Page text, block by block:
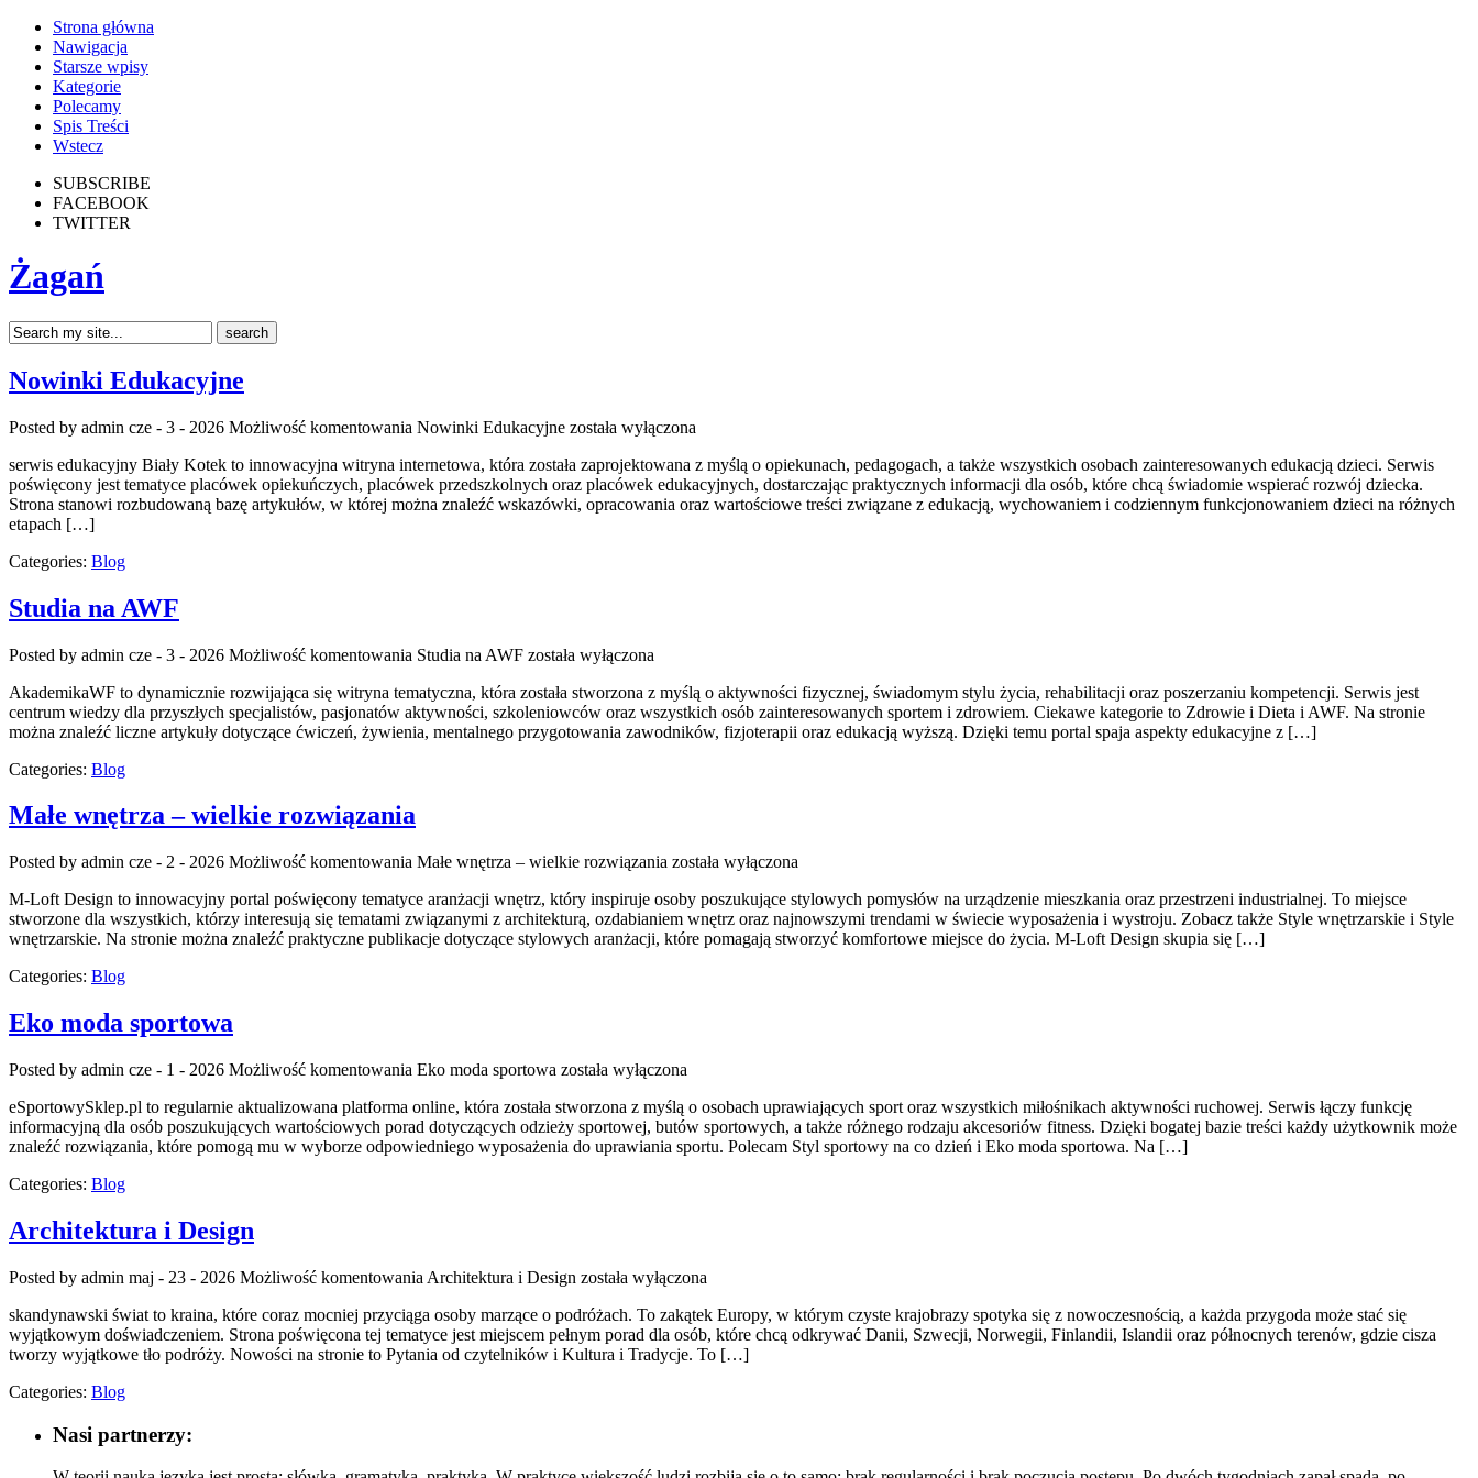
Strona główna
Nawigacja
Starsze wpisy
Kategorie
Polecamy
Spis Treści
Wstecz
SUBSCRIBE
FACEBOOK
TWITTER
Żagań
Nowinki Edukacyjne
Posted by admin cze - 3 - 2026 Możliwość komentowania Nowinki Edukacyjne została wyłączona
serwis edukacyjny Biały Kotek to innowacyjna witryna internetowa, która została zaprojektowana z myślą o opiekunach, pedagogach, a także wszystkich osobach zainteresowanych edukacją dzieci. Serwis
poświęcony jest tematyce placówek opiekuńczych, placówek przedszkolnych oraz placówek edukacyjnych, dostarczając praktycznych informacji dla osób, które chcą świadomie wspierać rozwój dziecka.
Strona stanowi rozbudowaną bazę artykułów, w której można znaleźć wskazówki, opracowania oraz wartościowe treści związane z edukacją, wychowaniem i codziennym funkcjonowaniem dzieci na różnych
etapach […]
Categories: Blog
Studia na AWF
Posted by admin cze - 3 - 2026 Możliwość komentowania Studia na AWF została wyłączona
AkademikaWF to dynamicznie rozwijająca się witryna tematyczna, która została stworzona z myślą o aktywności fizycznej, świadomym stylu życia, rehabilitacji oraz poszerzaniu kompetencji. Serwis jest
centrum wiedzy dla przyszłych specjalistów, pasjonatów aktywności, szkoleniowców oraz wszystkich osób zainteresowanych sportem i zdrowiem. Ciekawe kategorie to Zdrowie i Dieta i AWF. Na stronie
można znaleźć liczne artykuły dotyczące ćwiczeń, żywienia, mentalnego przygotowania zawodników, fizjoterapii oraz edukacją wyższą. Dzięki temu portal spaja aspekty edukacyjne z […]
Categories: Blog
Małe wnętrza – wielkie rozwiązania
Posted by admin cze - 2 - 2026 Możliwość komentowania Małe wnętrza – wielkie rozwiązania została wyłączona
M-Loft Design to innowacyjny portal poświęcony tematyce aranżacji wnętrz, który inspiruje osoby poszukujące stylowych pomysłów na urządzenie mieszkania oraz przestrzeni industrialnej. To miejsce
stworzone dla wszystkich, którzy interesują się tematami związanymi z architekturą, ozdabianiem wnętrz oraz najnowszymi trendami w świecie wyposażenia i wystroju. Zobacz także Style wnętrzarskie i Style
wnętrzarskie. Na stronie można znaleźć praktyczne publikacje dotyczące stylowych aranżacji, które pomagają stworzyć komfortowe miejsce do życia. M-Loft Design skupia się […]
Categories: Blog
Eko moda sportowa
Posted by admin cze - 1 - 2026 Możliwość komentowania Eko moda sportowa została wyłączona
eSportowySklep.pl to regularnie aktualizowana platforma online, która została stworzona z myślą o osobach uprawiających sport oraz wszystkich miłośnikach aktywności ruchowej. Serwis łączy funkcję
informacyjną dla osób poszukujących wartościowych porad dotyczących odzieży sportowej, butów sportowych, a także różnego rodzaju akcesoriów fitness. Dzięki bogatej bazie treści każdy użytkownik może
znaleźć rozwiązania, które pomogą mu w wyborze odpowiedniego wyposażenia do uprawiania sportu. Polecam Styl sportowy na co dzień i Eko moda sportowa. Na […]
Categories: Blog
Architektura i Design
Posted by admin maj - 23 - 2026 Możliwość komentowania Architektura i Design została wyłączona
skandynawski świat to kraina, które coraz mocniej przyciąga osoby marzące o podróżach. To zakątek Europy, w którym czyste krajobrazy spotyka się z nowoczesnością, a każda przygoda może stać się
wyjątkowym doświadczeniem. Strona poświęcona tej tematyce jest miejscem pełnym porad dla osób, które chcą odkrywać Danii, Szwecji, Norwegii, Finlandii, Islandii oraz północnych terenów, gdzie cisza
tworzy wyjątkowe tło podróży. Nowości na stronie to Pytania od czytelników i Kultura i Tradycje. To […]
Categories: Blog
Nasi partnerzy: